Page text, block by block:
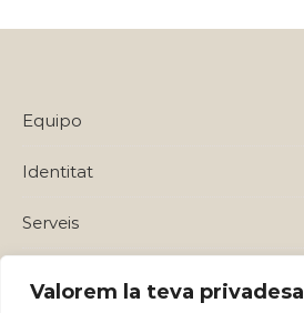
Valorem la teva privadesa
Equipo
Identitat
Serveis